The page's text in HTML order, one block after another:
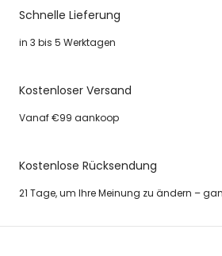
Schnelle Lieferung
in 3 bis 5 Werktagen
Kostenloser Versand
Vanaf €99 aankoop
Kostenlose Rücksendung
21 Tage, um Ihre Meinung zu ändern –